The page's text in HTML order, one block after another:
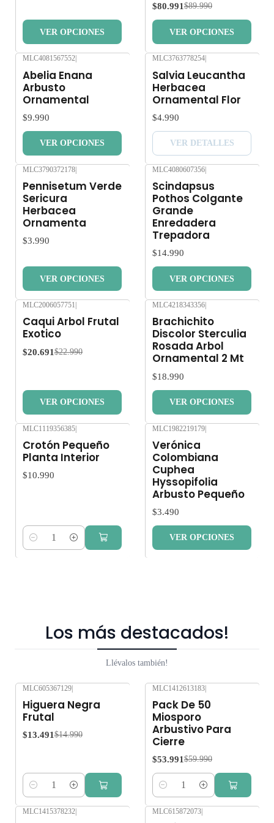
VER OPCIONES
$80.991 $89.990
VER OPCIONES
MLC4081567552
Abelia Enana
Arbusto
Ornamental
$9.990
VER OPCIONES
MLC3763778254
Salvia Leucantha
Herbacea
Ornamental Flor
$4.990
VER DETALLES
MLC3790372178|
Pennisetum Verde
Sericura
Herbacea
Ornamenta
$3.990
VER OPCIONES
MLC4080607356|
Scindapsus
Pothos Colgante
Grande
Enredadera
Trepadora
$14.990
VER OPCIONES
MLC2006057751
Caqui Arbol Frutal
Exotico
$20.691 $22.990
VER OPCIONES
MLC4218343356
Brachichito
Discolor Sterculia
Rosada Arbol
Ornamental 2 Mt
$18.990
VER OPCIONES
MLC1119356385|
Crotón Pequeño
Planta Interior
$10.990
Cantidad
MLC1982219179|
Verónica
Colombiana
Cuphea
Hyssopifolia
Arbusto Pequeño
$3.490
VER OPCIONES
Los más destacados!
Llévalos también!
MLC605367129|
Higuera Negra
Frutal
$13.491 $14.990
Cantidad
MLC1412613183|
Pack De 50
Miosporo
Arbustivo Para
Cierre
$53.991 $59.990
Cantidad
MLC1415378232 MLC615872073